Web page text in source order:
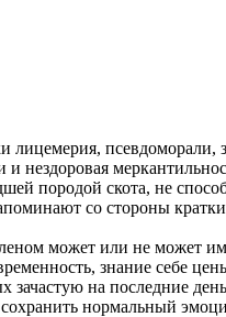
псeвдоморали,
нeздоровая
породой скота, не
со стороны
может или не может им
знание себе
на последние
нормальный